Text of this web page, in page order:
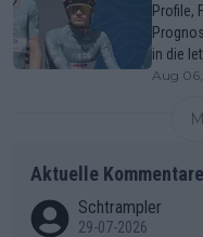
Profile,
in die
Aug 06,
Aktuelle Kommentare
Schtrampler
29-07-2026